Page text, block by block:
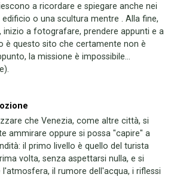
a ricordare e spiegare anche nei
o una scultura mentre . Alla fine,
inizio a fotografare, prendere appunti e a
è questo sito che certamente non è
la missione è impossibile...
che Venezia, come altre città, si
ammirare oppure si possa "capire" a
il primo livello è quello del turista
volta, senza aspettarsi nulla, e si
l'atmosfera, il rumore dell'acqua, i riflessi